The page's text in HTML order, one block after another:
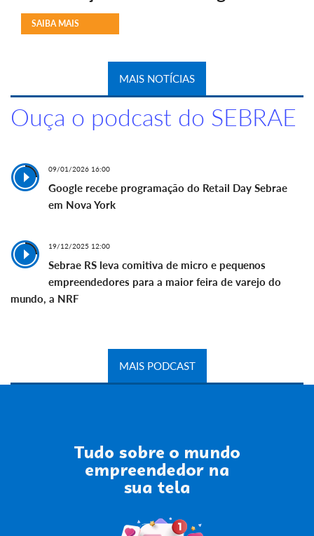
SAIBA MAIS
MAIS NOTÍCIAS
Ouça o podcast do SEBRAE
09/01/2026 16:00
Google recebe programação do Retail Day Sebrae
em Nova York
19/12/2025 12:00
Sebrae RS leva comitiva de micro e pequenos
empreendedores para a maior feira de varejo do
mundo, a NRF
MAIS PODCAST